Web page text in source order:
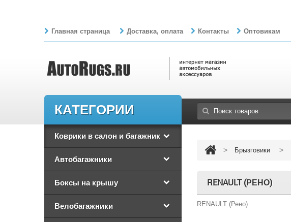
Главная страница Доставка, оплата Контакты Оптовикам
КАТЕГОРИИ
Коврики в салон и багажник
Автобагажники
Боксы на крышу
Велобагажники
> Брызговики >
RENAULT (РЕНО)
RENAULT (Рено)